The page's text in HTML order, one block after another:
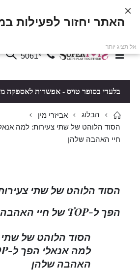
Toggle
*5061
בלעדי בסופר טויס - אפשרות
הבלוג
אביזרי מין
חיי האהבה שלהן
הסוד הלוהט של שתי
הפך ל-TOP של חיי האהבה שלהן
הסוד הלוהט של שתי
האהבה שלהן
האתר יחזור לפעילות
אל תציג יותר